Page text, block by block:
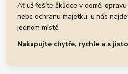
Ať už řešíte škůdce v domě,
nebo ochranu majetku, u nás
jednom místě.
Nakupujte chytře, rychle a s